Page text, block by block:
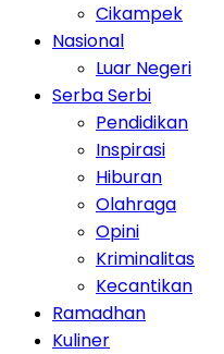
Cikampek
Nasional
Luar Negeri
Serba Serbi
Pendidikan
Inspirasi
Hiburan
Olahraga
Opini
Kriminalitas
Kecantikan
Ramadhan
Kuliner